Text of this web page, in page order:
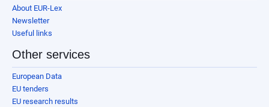
About EUR-Lex
Newsletter
Useful links
Other services
European Data
EU tenders
EU research results